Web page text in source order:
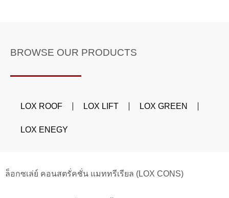
BROWSE OUR PRODUCTS
LOX ROOF LOX LIFT LOX GREEN
LOX ENEGY
ล็อกซเล่ย์ คอนสตรั่คชั่น แมททรีเรียล (LOX CONS)